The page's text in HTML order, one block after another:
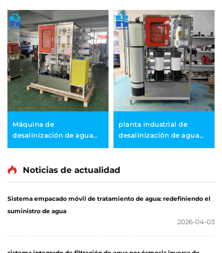
Máquina de
desalinización de agua
capacidad | Planta de
planta industrial de
desalinización de agua
SWRO para agua potable
Noticias de actualidad
Sistema empacado móvil de tratamiento de agua: redefiniendo el
suministro de agua
2026-04-03